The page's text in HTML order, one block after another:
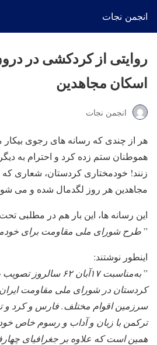
انجمن نجات
روایتی از کردکشی در
اسکان مجاهدین
انجمن نجات
هر از چندی که رسانه های رجوی
هموطنان ستم زده کرد و احترام به
زنند! خودمختاری کردستان، شعاری که
مجاهدین هر روز لگدمال شده و می
این رسانه ها، این بار هم در مطلبی
”طرح شورای ملی مقاومت برای
اینطور نوشتند:
”
به‌مناسبت ۱۷آبان ۶۲
کردستان در شورای ملی مقاومت
سرزمین اقوام مختلف. فارس و کرد و
ترکمن با زبان و آداب و رسوم خاص
همین است که علاوه بر جغرافیای